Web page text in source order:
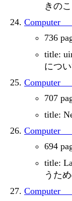
きのこ
736
title:
につ
707
title:
694
title:
うた